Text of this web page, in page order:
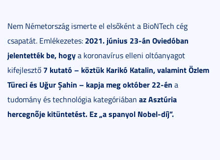
Nem Németország ismerte el elsőként a BioNTech cég
csapatát. Emlékezetes: 2021. június 23-án Oviedóban
jelentették be, hogya koronavírus elleni oltóanyagot
kifejlesztő 7 kutató – köztük Karikó Katalin, valamint Özlem
Türeci és Uğur Şahin – kapja meg október 22-én a
tudomány és technológia kategóriában az Asztúria
hercegnője kitüntetést. Ez „a spanyol Nobel-díj”.